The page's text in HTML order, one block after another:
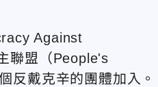
Against
聯盟（People's
反戴克辛的團體加入。